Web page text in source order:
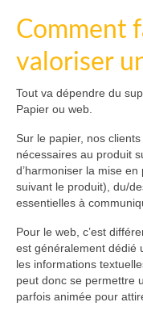
Comment
valoriser
Tout va dépendre du
Papier ou web.
Sur le papier, nos
nécessaires au produit
d’harmoniser la mise
suivant le produit), du/
essentielles à
Pour le web, c’est
est généralement dédié
les informations
peut donc se permettre
parfois animée pour